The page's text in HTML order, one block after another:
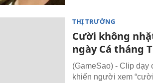
THỊ TRƯỜNG
Cười không
ngày Cá tháng
(GameSao) - Clip dạy
khiến người xem